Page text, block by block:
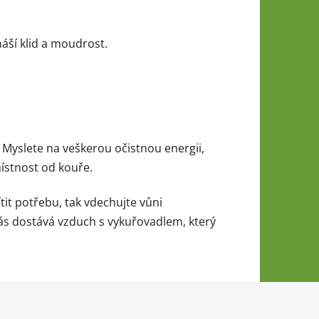
klid a moudrost.
na veškerou očistnou energii,
od kouře.
potřebu, tak vdechujte vůni
dostává vzduch s vykuřovadlem, který